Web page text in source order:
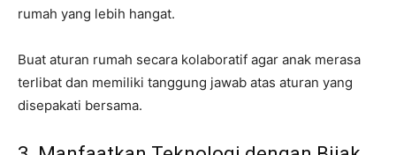
rumah yang lebih hangat.
Buat aturan rumah secara kolaboratif agar anak merasa
terlibat dan memiliki tanggung jawab atas aturan yang
disepakati bersama.